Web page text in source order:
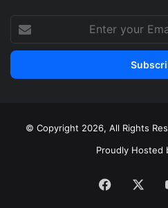
your
Email
© Copyright 2026, All Rights
Proudly Hosted
Facebook